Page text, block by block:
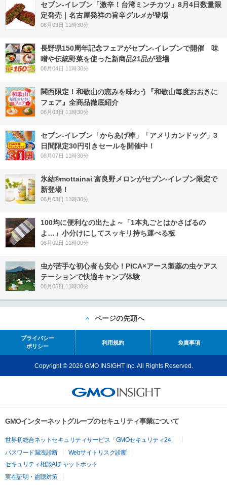
セブン-イレブン「激辛！台湾ミンチカツ」8月4日数量限
定発売｜名古屋発祥の旨辛グルメが登場
08月03日 11時30分
長野県150周年記念フェアがセブン-イレブンで開催 味
噌や伝統野菜を使った新商品21品が登場
08月04日 11時30分
関西限定！和歌山の恵みを味わう『和歌山毎度おおきに
フェア』全商品徹底紹介
08月03日 11時30分
セブン‐イレブン「からあげ棒」「アメリカンドッグ」3
日間限定30円引きセールを開催中！
08月07日 11時30分
氷結®mottainai 富良野メロンがセブン‐イレブン限定で
新登場！
08月03日 11時30分
100均に便利なの出たよ～「1本丸ごとはかさばるの
よ…」小分けにしてスッキリ持ち運べる板
08月02日 11時00分
虫が苦手な初心者も安心！PICA×アース製薬の虫ケアス
テーションで快適キャンプ体験
08月05日 11時30分
ページの先頭へ
プライバシー
ポリシー
利用規約 免責事項
Copyright © 2026 GMO INSIGHT Inc. All Rights Reserved.
GMOインターネットグループのセキュリティ事業について
世界初総合ネットセキュリティサービス「GMOセキュリティ24」
パスワード漏洩診断
Webサイトリスク診断
セキュリティ相談AIチャットボット
実在証明・盗聴対策